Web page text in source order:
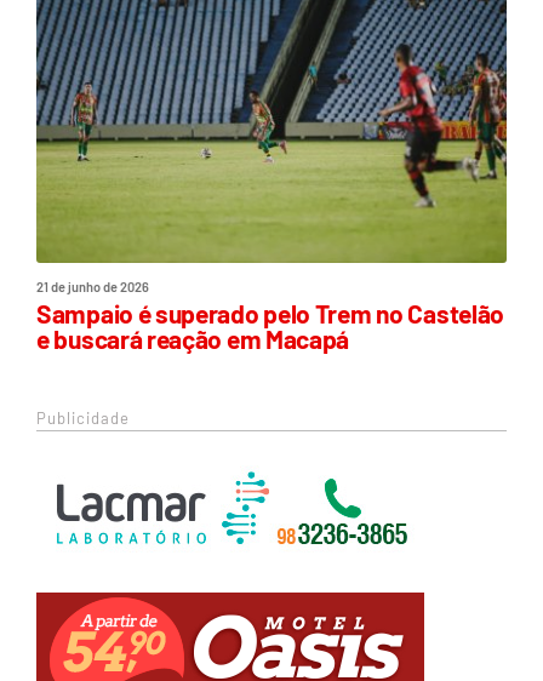
21 de junho de 2026
Sampaio é superado pelo Trem no Castelão
e buscará reação em Macapá
Publicidade